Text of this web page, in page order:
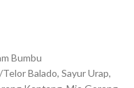
Bumbu
Balado, Sayur Urap,